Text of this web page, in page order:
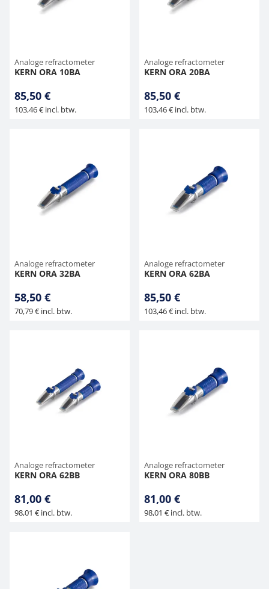
Analoge refractometer
KERN ORA 10BA
85,50 €
103,46 € incl. btw.
Analoge refractometer
KERN ORA 20BA
85,50 €
103,46 € incl. btw.
Analoge refractometer
KERN ORA 32BA
58,50 €
70,79 € incl. btw.
Analoge refractometer
KERN ORA 62BA
85,50 €
103,46 € incl. btw.
Analoge refractometer
KERN ORA 62BB
81,00 €
98,01 € incl. btw.
Analoge refractometer
KERN ORA 80BB
81,00 €
98,01 € incl. btw.
Accessoires